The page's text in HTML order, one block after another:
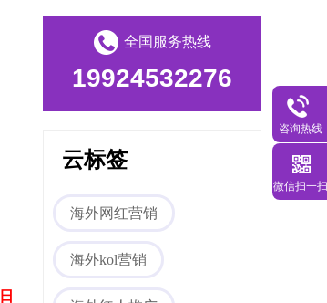
日
全国服务热线
19924532276
云标签
海外网红营销
海外kol营销
咨询热线
微信扫一扫